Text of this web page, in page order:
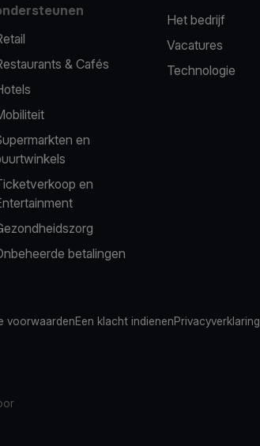
& Cafés
en
en
betalingen
Het bedrijf
Vacatures
Technologie
voorwaardenEen klacht indienenPrivacyverklaring